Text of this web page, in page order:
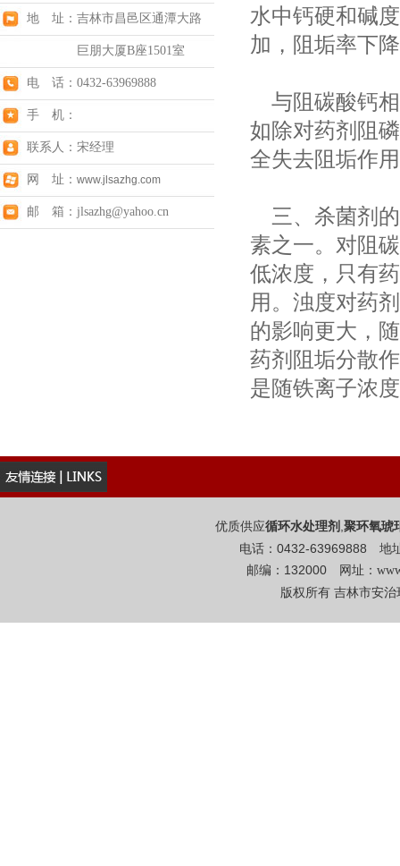
地 址：吉林市昌邑区通潭大路
巨朋大厦B座1501室
电 话：0432-63969888
手 机：
联系人：宋经理
网 址： www.jlsazhg.com
邮 箱：jlsazhg@yahoo.cn
水中钙硬和碱
加，阻垢率下
与阻碳酸钙相
如除对药剂阻
全失去阻垢作
三、杀菌剂的
素之一。对阻
低浓度，只有
用。浊度对药
的影响更大，
药剂阻垢分散
是随铁离子浓
优质供应循环水处理剂 ,聚环氧琥
电话：0432-63969888 地
邮编：132000 网址：
版权所有 吉林市安